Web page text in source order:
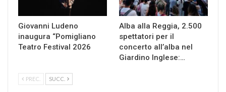
Giovanni Ludeno
inaugura “Pomigliano
Teatro Festival 2026
Alba alla Reggia, 2.500
spettatori per il
concerto all’alba nel
Giardino Inglese:…
PREC. SUCC.